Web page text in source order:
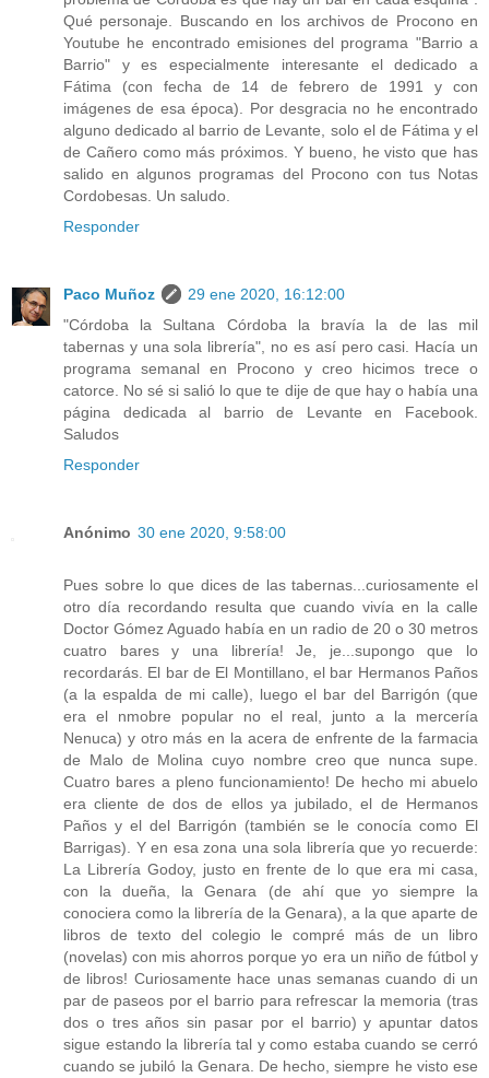
Qué personaje. Buscando en los archivos de Procono en
Youtube he encontrado emisiones del programa "Barrio a
Barrio" y es especialmente interesante el dedicado a
Fátima (con fecha de 14 de febrero de 1991 y con
imágenes de esa época). Por desgracia no he encontrado
alguno dedicado al barrio de Levante, solo el de Fátima y el
de Cañero como más próximos. Y bueno, he visto que has
salido en algunos programas del Procono con tus Notas
Cordobesas. Un saludo.
Responder
Paco Muñoz
29 ene 2020, 16:12:00
"Córdoba la Sultana Córdoba la bravía la de las mil
tabernas y una sola librería", no es así pero casi. Hacía un
programa semanal en Procono y creo hicimos trece o
catorce. No sé si salió lo que te dije de que hay o había una
página dedicada al barrio de Levante en Facebook.
Saludos
Responder
Anónimo 30 ene 2020, 9:58:00
Pues sobre lo que dices de las tabernas...curiosamente el
otro día recordando resulta que cuando vivía en la calle
Doctor Gómez Aguado había en un radio de 20 o 30 metros
cuatro bares y una librería! Je, je...supongo que lo
recordarás. El bar de El Montillano, el bar Hermanos Paños
(a la espalda de mi calle), luego el bar del Barrigón (que
era el nmobre popular no el real, junto a la mercería
Nenuca) y otro más en la acera de enfrente de la farmacia
de Malo de Molina cuyo nombre creo que nunca supe.
Cuatro bares a pleno funcionamiento! De hecho mi abuelo
era cliente de dos de ellos ya jubilado, el de Hermanos
Paños y el del Barrigón (también se le conocía como El
Barrigas). Y en esa zona una sola librería que yo recuerde:
La Librería Godoy, justo en frente de lo que era mi casa,
con la dueña, la Genara (de ahí que yo siempre la
conociera como la librería de la Genara), a la que aparte de
libros de texto del colegio le compré más de un libro
(novelas) con mis ahorros porque yo era un niño de fútbol y
de libros! Curiosamente hace unas semanas cuando di un
par de paseos por el barrio para refrescar la memoria (tras
dos o tres años sin pasar por el barrio) y apuntar datos
sigue estando la librería tal y como estaba cuando se cerró
cuando se jubiló la Genara. De hecho, siempre he visto ese